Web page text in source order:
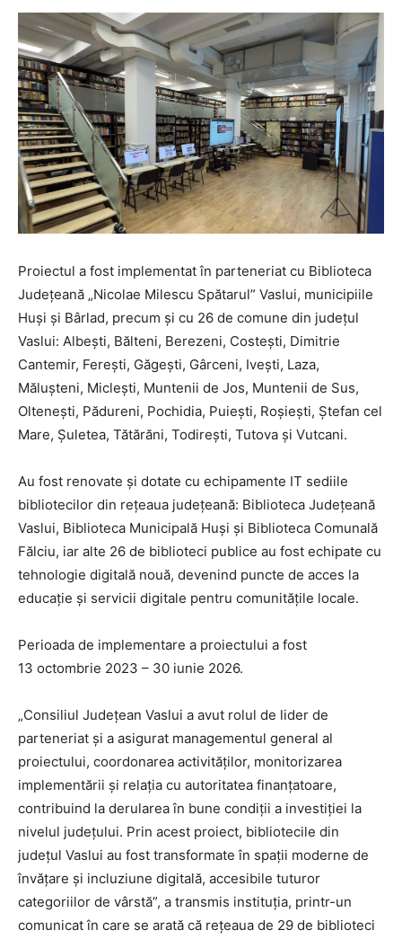
Proiectul a fost implementat în parteneriat cu Biblioteca
Județeană „Nicolae Milescu Spătarul” Vaslui, municipiile
Huși și Bârlad, precum și cu 26 de comune din județul
Vaslui: Albești, Bălteni, Berezeni, Costești, Dimitrie
Cantemir, Ferești, Găgești, Gârceni, Ivești, Laza,
Mălușteni, Miclești, Muntenii de Jos, Muntenii de Sus,
Oltenești, Pădureni, Pochidia, Puiești, Roșiești, Ștefan cel
Mare, Șuletea, Tătărăni, Todirești, Tutova și Vutcani.
Au fost renovate și dotate cu echipamente IT sediile
bibliotecilor din rețeaua județeană: Biblioteca Județeană
Vaslui, Biblioteca Municipală Huși și Biblioteca Comunală
Fălciu, iar alte 26 de biblioteci publice au fost echipate cu
tehnologie digitală nouă, devenind puncte de acces la
educație și servicii digitale pentru comunitățile locale.
Perioada de implementare a proiectului a fost
13 octombrie 2023 – 30 iunie 2026.
„Consiliul Județean Vaslui a avut rolul de lider de
parteneriat și a asigurat managementul general al
proiectului, coordonarea activităților, monitorizarea
implementării și relația cu autoritatea finanțatoare,
contribuind la derularea în bune condiții a investiției la
nivelul județului. Prin acest proiect, bibliotecile din
județul Vaslui au fost transformate în spații moderne de
învățare și incluziune digitală, accesibile tuturor
categoriilor de vârstă”, a transmis instituția, printr-un
comunicat în care se arată că rețeaua de 29 de biblioteci